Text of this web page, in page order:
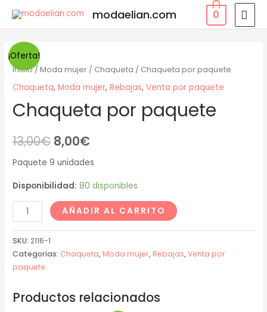
modaelian.com 0
¡Oferta!
Inicio/Moda mujer / Chaqueta / Chaqueta por paquete
Chaqueta,Moda mujer,Rebajas,Venta por paquete
Chaqueta por paquete
13,00€ 8,00€
Paquete 9 unidades
Disponibilidad: 80 disponibles
AÑADIR AL CARRITO
SKU:2116-1
Categorías: Chaqueta, Moda mujer, Rebajas,Venta por
paquete
Productos relacionados